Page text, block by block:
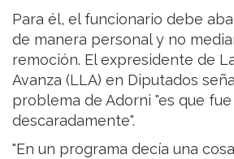
Para él, el funcionario debe
de manera personal y no
remoción. El expresidente de
Avanza (LLA) en Diputados
problema de Adorni "es que
descaradamente".
"En un programa decía una